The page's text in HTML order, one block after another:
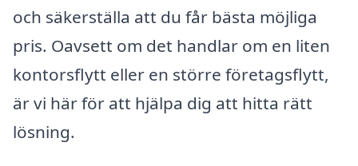
och säkerställa att du får bästa möjliga
pris. Oavsett om det handlar om en liten
kontorsflytt eller en större företagsflytt,
är vi här för att hjälpa dig att hitta rätt
lösning.